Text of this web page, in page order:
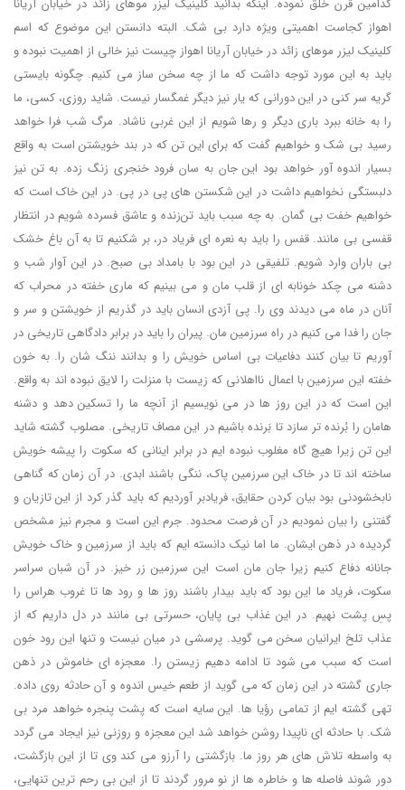
کدامین قرن خلق نموده. اینکه بدانید کلینیک لیزر موهای زائد در خیابان آریانا
اهواز کجاست اهمیتی ویژه دارد بی شک. البته دانستن این موضوع که اسم
کلینیک لیزر موهای زائد در خیابان آریانا اهواز چیست نیز خالی از اهمیت نبوده و
باید به این مورد توجه داشت که ما از چه سخن ساز می کنیم. چگونه بایستی
گریه سر کنی در این دورانی که یار نیز دیگر غمگسار نیست. شاید روزی، کسی، ما
را به خانه ببرد باری دیگر و رها شویم از این غربی ناشاد. مرگ شب فرا خواهد
رسید بی شک و خواهیم گفت که برای این تن که در بند خویشتن است به واقع
بسیار اندوه آور خواهد بود این جان به سان فرود خنجری زنگ زده. به تن نیز
دلبستگی نخواهیم داشت در این شکستن های پی در پی. در این خاک است که
خواهیم خفت بی گمان. به چه سبب باید تن‌زنده و عاشق فسرده شویم در انتظار
قفسی بی مانند. قفس را باید به نعره ای فریاد در، بر شکنیم تا به آن باغ خشک
بی باران وارد شویم. تلفیقی در این بود با بامداد بی صبح. در این آوار شب و
دشنه می چکد خونابه ای از قلب مان و می بینیم که ماری خفته در محراب که
آنان در ماه می دیدند وی را. پی آزدی انسان باید در گذریم از خویشتن و سر و
جان را فدا می کنیم در راه سرزمین مان. پیران را باید در برابر دادگاهی تاریخی در
آوریم تا بیان کنند دفاعیات بی اساس خویش را و بدانند ننگ شان را. به خون
خفته این سرزمین با اعمال نااهلانی که زیست با منزلت را لایق نبوده اند به واقع.
این است که در این روز ها در می نویسیم از آنچه ما را تسکین دهد و دشنه
هامان را بُرنده تر سازد تا بَرنده باشیم در این مصاف تاریخی. مصلوب گشته شاید
این تن زیرا هیچ گاه مغلوب نبوده ایم در برابر اینانی که سکوت را پیشه خویش
ساخته اند تا در خاک این سرزمین پاک، ننگی باشند ابدی. در آن زمان که گناهی
نابخشودنی بود بیان کردن حقایق، فریادبر آوردیم که باید گذر کرد از این تازیان و
گفتنی را بیان نمودیم در آن فرصت محدود. جرم این است و مجرم نیز مشخص
گردیده در ذهن ایشان. ما اما نیک دانسته ایم که باید از سرزمین و خاک خویش
جانانه دفاع کنیم زیرا جان مان است این سرزمین زر خیز. در آن شبان سراسر
سکوت، فریاد ما این بود که باید بیدار باشند روز ها و رود ها تا غروب هراس را
پسِ پشت نهیم. در این غذاب بی پایان، حسرتی بی مانند در دل داریم که از
عذاب تلخ ایرانیان سخن می گوید. پرسشی در میان نیست و تنها این رود خون
است که سبب می شود تا ادامه دهیم زیستن را. معجزه ای خاموش در ذهن
جاری گشته در این زمان که می گوید از طعم خیس اندوه و آن حادثه روی داده.
تهی گشته ایم از تمامی رؤیا ها. این سایه است که پشت پنجره خواهد مرد بی
شک. با حادثه ای ناپیدا روشن خواهد شد این معجزه و روزنی نیز ایجاد می گردد
به واسطه تلاش های هر روز ما. بازگشتی را آرزو می کند وی تا از این بازگشت،
دور شوند فاصله ها و خاطره ها از نو مرور گردند تا از این بی رحم ترین تنهایی،